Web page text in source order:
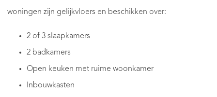
woningen zijn gelijkvloers en beschikken over:
2 of 3 slaapkamers
​2 badkamers
Open keuken met ruime woonkamer
Inbouwkasten